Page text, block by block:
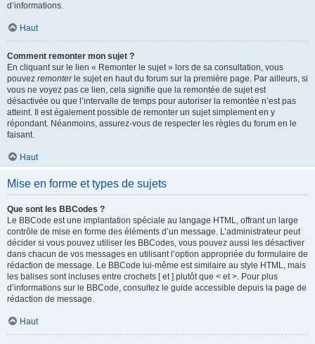
d’informations.
Haut
Comment remonter mon sujet ?
En cliquant sur le lien « Remonter le sujet » lors de sa consultation, vous
pouvez remonterle sujet en haut du forum sur la première page. Par ailleurs, si
vous ne voyez pas ce lien, cela signifie que la remontée de sujet est
désactivée ou que l’intervalle de temps pour autoriser la remontée n’est pas
atteint. Il est également possible de remonter un sujet simplement en y
répondant. Néanmoins, assurez-vous de respecter les règles du forum en le
faisant.
Haut
Mise en forme et types de sujets
Que sont les BBCodes ?
Le BBCode est une implantation spéciale au langage HTML, offrant un large
contrôle de mise en forme des éléments d’un message. L’administrateur peut
décider si vous pouvez utiliser les BBCodes, vous pouvez aussi les désactiver
dans chacun de vos messages en utilisant l’option appropriée du formulaire de
rédaction de message. Le BBCode lui-même est similaire au style HTML, mais
les balises sont incluses entre crochets [ et ] plutôt que < et >. Pour plus
d’informations sur le BBCode, consultez le guide accessible depuis la page de
rédaction de message.
Haut